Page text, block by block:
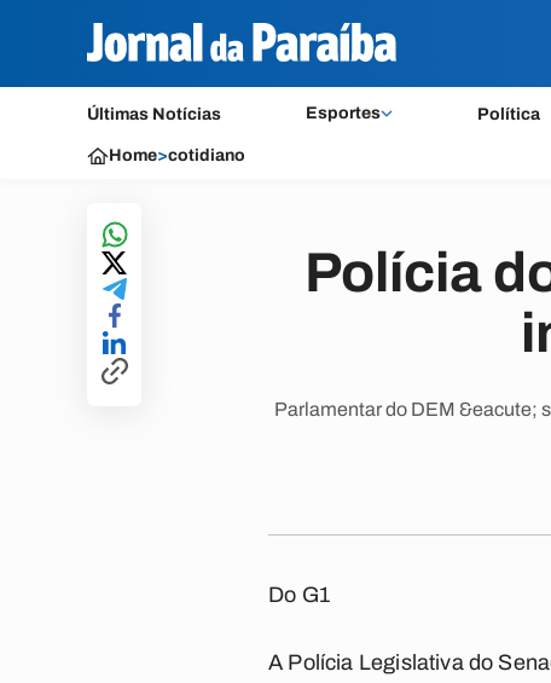
Últimas Notícias Esportes Política
Home>cotidiano
Polícia
Parlamentar do DEM &eacute;
Do G1
A Polícia Legislativa do